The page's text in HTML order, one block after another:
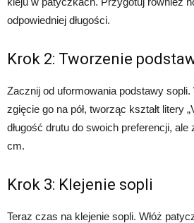
odpowiedniej długości.
Krok 2: Tworzenie
Zacznij od uformowania podstawy sopli.
zgięcie go na pół, tworząc kształt litery
długość drutu do swoich preferencji, ale
cm.
Krok 3: Klejenie sopli
Teraz czas na klejenie sopli. Włóż